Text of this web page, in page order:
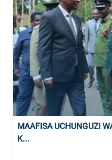
MAAFISA UCHUNGUZI
K...